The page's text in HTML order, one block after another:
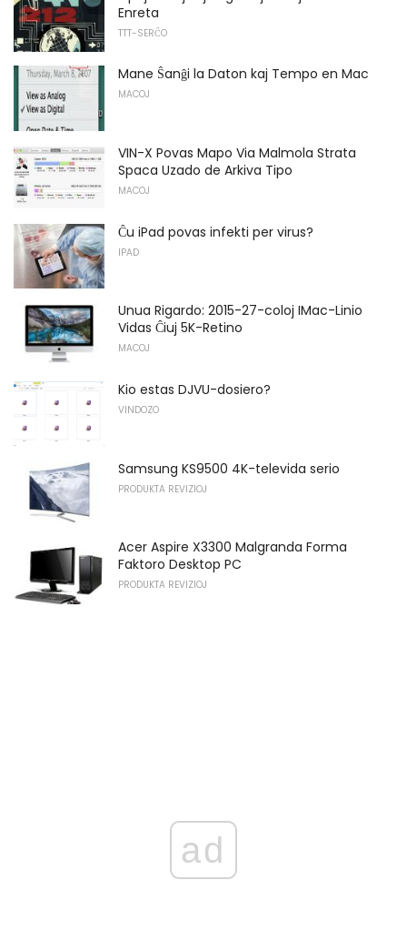
Enreta
TTT-SERĈO
Mane Ŝanĝi la Daton kaj Tempo en Mac
MACOJ
VIN-X Povas Mapo Via Malmola Strata
Spaca Uzado de Arkiva Tipo
MACOJ
Ĉu iPad povas infekti per virus?
IPAD
Unua Rigardo: 2015-27-coloj IMac-Linio
Vidas Ĉiuj 5K-Retino
MACOJ
Kio estas DJVU-dosiero?
VINDOZO
Samsung KS9500 4K-televida serio
PRODUKTA REVIZIOJ
Acer Aspire X3300 Malgranda Forma
Faktoro Desktop PC
PRODUKTA REVIZIOJ
ad